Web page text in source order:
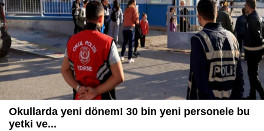
Okullarda yeni dönem! 30 bin yeni personele bu
yetki ve...